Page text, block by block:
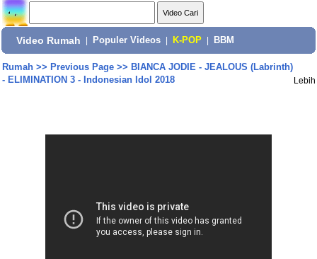
Video Rumah Populer Videos K-POP BBM
Rumah>> Previous Page>> BIANCA JODIE - JEALOUS (Labrinth)
- ELIMINATION 3 - Indonesian Idol 2018
Lebih